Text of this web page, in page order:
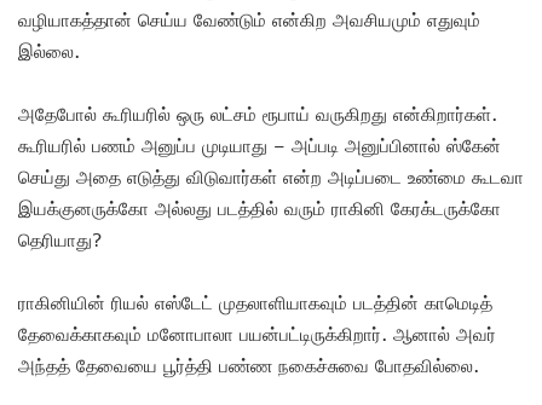
வழியாகத்தான் செய்ய வேண்டும் என்கிற அவசியமும் எதுவும்
இல்லை.
அதேபோல் கூரியரில் ஒரு லட்சம் ரூபாய் வருகிறது என்கிறார்கள்.
கூரியரில் பணம் அனுப்ப முடியாது – அப்படி அனுப்பினால் ஸ்கேன்
செய்து அதை எடுத்து விடுவார்கள் என்ற அடிப்படை உண்மை கூடவா
இயக்குனருக்கோ அல்லது படத்தில் வரும் ராகினி கேரக்டருக்கோ
தெரியாது?
ராகினியின் ரியல் எஸ்டேட் முதலாளியாகவும் படத்தின் காமெடித்
தேவைக்காகவும் மனோபாலா பயன்பட்டிருக்கிறார். ஆனால் அவர்
அந்தத் தேவையை பூர்த்தி பண்ண நகைச்சுவை போதவில்லை.